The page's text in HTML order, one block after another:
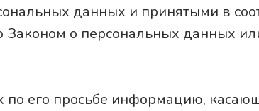
данных и принятыми в
Законом о персональных данных
по его просьбе информацию,